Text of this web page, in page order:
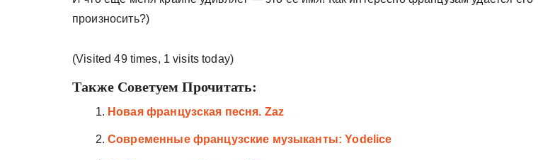
произносить?)
(Visited 49 times, 1 visits today)
Также Советуем Прочитать:
Новая французская песня. Zaz
Современные французские музыканты: Yodelice